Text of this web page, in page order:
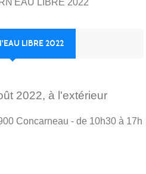
LIBRE 2022
2022, à l'extérieur
Concarneau - de 10h30 à 17h